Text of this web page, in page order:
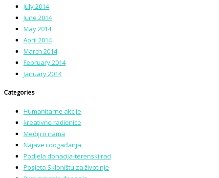
July 2014
June 2014
May 2014
April 2014
March 2014
February 2014
January 2014
Categories
Humanitarne akcije
kreativne radionice
Mediji o nama
Najave i događanja
Podjela donacija-terenski rad
Posjeta Skloništu za životinje